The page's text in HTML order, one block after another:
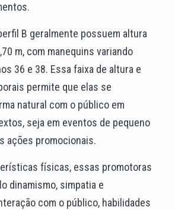
B geralmente possuem altura
m, com manequins variando
36 e 38. Essa faixa de altura e
permite que elas se
natural com o público em
seja em eventos de pequeno
ações promocionais.
físicas, essas promotoras
dinamismo, simpatia e
com o público, habilidades